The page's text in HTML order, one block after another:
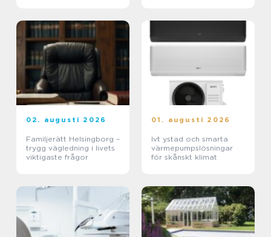
02. augusti 2026
Familjerätt Helsingborg –
trygg vägledning i livets
viktigaste frågor
01. augusti 2026
Ivt ystad och smarta
värmepumpslösningar
för skånskt klimat